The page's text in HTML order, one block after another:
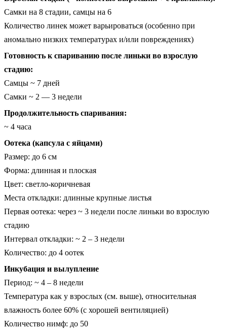
Самки на 8 стадии, самцы на 6
Количество линек может варьироваться (особенно при
аномально низких температурах и/или повреждениях)
Готовность к спариванию после линьки во взрослую
стадию:
Самцы ~ 7 дней
Самки ~ 2 — 3 недели
Продолжительность спаривания:
~ 4 часа
Оотека (капсула с яйцами)
Размер: до 6 см
Форма: длинная и плоская
Цвет: светло-коричневая
Места откладки: длинные крупные листья
Первая оотека: через ~ 3 недели после линьки во взрослую
стадию
Интервал откладки: ~ 2 – 3 недели
Количество: до 4 оотек
Инкубация и вылупление
Период: ~ 4 – 8 недели
Температура как у взрослых (см. выше), относительная
влажность более 60% (с хорошей вентиляцией)
Количество нимф: до 50